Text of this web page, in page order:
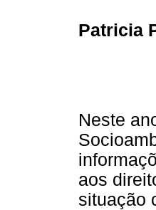
Patricia
Neste
aos
situação